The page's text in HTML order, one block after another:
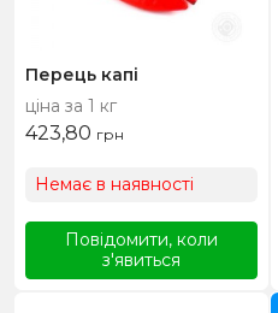
Перець капі
ціна за 1 кг
423,80 грн
Немає в наявності
Повідомити, коли
з'явиться